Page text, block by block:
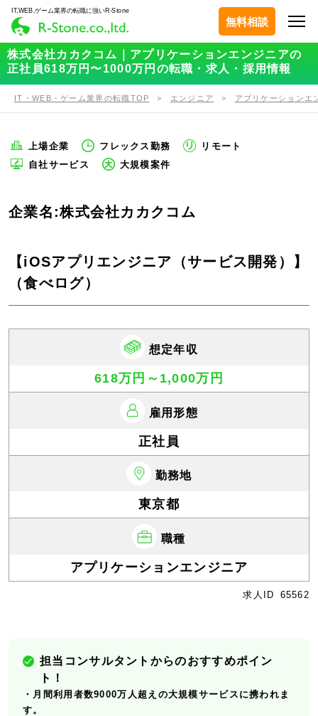
IT,WEB,ゲーム業界の転職に強いR-Stone
無料相談
株式会社カカクコム｜アプリケーションエンジニアの
正社員618万円〜1000万円の転職・求人・採用情報
IT・WEB・ゲーム業界の転職TOP エンジニア アプリケーションエ
上場企業 フレックス勤務
リモート
自社サービス
大規模案件
企業名:株式会社カカクコム
【iOSアプリエンジニア（サービス開発）】
（食べログ）
想定年収
618万円～1,000万円
雇用形態
正社員
勤務地
東京都
職種
アプリケーションエンジニア
求人ID 65562
担当コンサルタントからのおすすめポイン
ト！
・月間利用者数9000万人超えの大規模サービスに携われま
す。